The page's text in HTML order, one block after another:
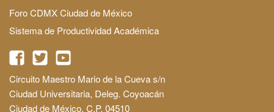
Foro CDMX Ciudad de México
Sistema de Productividad Académica
Circuito Maestro Mario de la Cueva s/n
Ciudad Universitaria, Deleg. Coyoacán
Ciudad de México, C.P. 04510